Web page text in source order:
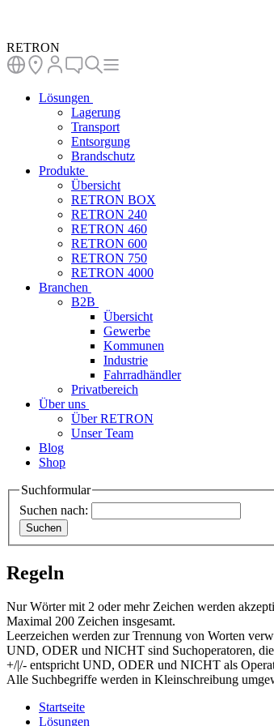
RETRON
Lösungen
Lagerung
Transport
Entsorgung
Brandschutz
Produkte
Übersicht
RETRON BOX
RETRON 240
RETRON 460
RETRON 600
RETRON 750
RETRON 4000
Branchen
B2B
Übersicht
Gewerbe
Kommunen
Industrie
Fahrradhändler
Privatbereich
Über uns
Über RETRON
Unser Team
Blog
Shop
Suchformular
Suchen nach:
Regeln
Nur Wörter mit 2 oder mehr Zeichen werden
Maximal 200 Zeichen insgesamt.
Leerzeichen werden zur Trennung von Worten
UND, ODER und NICHT sind Suchoperatoren, die
+/|/- entspricht UND, ODER und NICHT als
Alle Suchbegriffe werden in Kleinschreibung
Startseite
Lösungen